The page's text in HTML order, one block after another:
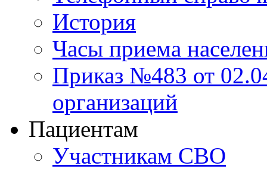
История
Часы приема
Приказ №483 от
организаций
Пациентам
Участникам СВО